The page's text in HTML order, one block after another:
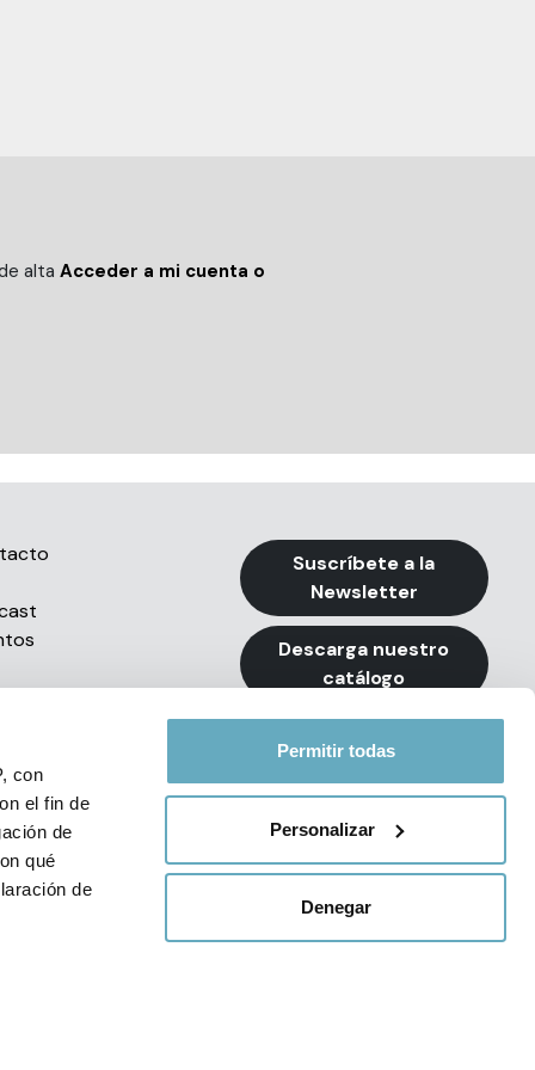
con
el fin de
de
qué
de
Permitir todas
Personalizar
Denegar
alta Acceder a mi cuenta o
Suscríbete a la
Newsletter
Descarga nuestro
catálogo
de Redes Sociales